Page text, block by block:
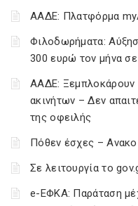
ΑΑΔΕ: Πλατφόρμα
Φιλοδωρήματα:
300 ευρώ τον μήνα
ΑΑΔΕ: Ξεμπλοκάρουν
ακινήτων – Δεν
της οφειλής
Πόθεν έσχες –
Σε λειτουργία το
e-ΕΦΚΑ: Παράταση